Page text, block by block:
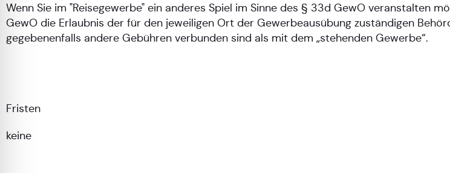
Wenn Sie im "Reisegewerbe" ein anderes Spiel im Sinne des § 33d GewO veranstalten
GewO die Erlaubnis der für den jeweiligen Ort der Gewerbeausübung zuständigen
gegebenenfalls andere Gebühren verbunden sind als mit dem „stehenden Gewerbe“.
Fristen
keine